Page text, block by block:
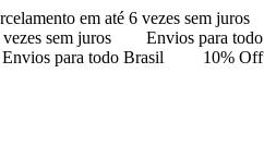
em até 6 vezes sem juros
sem juros Envios para
Envios para todo Brasil 10%